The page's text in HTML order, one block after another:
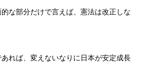
な部分だけで言えば、憲法は改正しな
れば、変えないなりに日本が安定成長